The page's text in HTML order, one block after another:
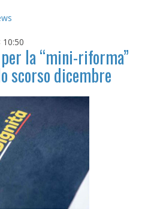
la “mini-riforma”
scorso dicembre